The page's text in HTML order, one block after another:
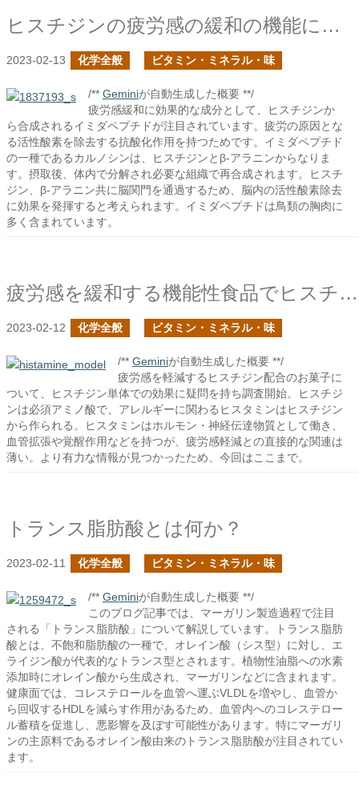
ヒスチジンの疲労感の緩和の機能に迫る
2023-02-13 化学全般 ビタミン・ミネラル・味
/** Geminiが自動生成した概要 **/
疲労感緩和に効果的な成分として、ヒスチジンか
ら合成されるイミダペプチドが注目されています。疲労の原因とな
る活性酸素を除去する抗酸化作用を持つためです。イミダペプチド
の一種であるカルノシンは、ヒスチジンとβ-アラニンからなりま
す。摂取後、体内で分解され必要な組織で再合成されます。ヒスチ
ジン、β-アラニン共に脳関門を通過するため、脳内の活性酸素除去
に効果を発揮すると考えられます。イミダペプチドは鳥類の胸肉に
多く含まれています。
疲労感を緩和する機能性食品でヒスチジン配合を謳っていた
2023-02-12 化学全般 ビタミン・ミネラル・味
/** Geminiが自動生成した概要 **/
疲労感を軽減するヒスチジン配合のお菓子に
ついて、ヒスチジン単体での効果に疑問を持ち調査開始。ヒスチジ
ンは必須アミノ酸で、アレルギーに関わるヒスタミンはヒスチジン
から作られる。ヒスタミンはホルモン・神経伝達物質として働き、
血管拡張や覚醒作用などを持つが、疲労感軽減との直接的な関連は
薄い。より有力な情報が見つかったため、今回はここまで。
トランス脂肪酸とは何か？
2023-02-11 化学全般 ビタミン・ミネラル・味
/** Geminiが自動生成した概要 **/
このブログ記事では、マーガリン製造過程で注目
される「トランス脂肪酸」について解説しています。トランス脂肪
酸とは、不飽和脂肪酸の一種で、オレイン酸（シス型）に対し、エ
ライジン酸が代表的なトランス型とされます。植物性油脂への水素
添加時にオレイン酸から生成され、マーガリンなどに含まれます。
健康面では、コレステロールを血管へ運ぶVLDLを増やし、血管か
ら回収するHDLを減らす作用があるため、血管内へのコレステロー
ル蓄積を促進し、悪影響を及ぼす可能性があります。特にマーガリ
ンの主原料であるオレイン酸由来のトランス脂肪酸が注目されてい
ます。